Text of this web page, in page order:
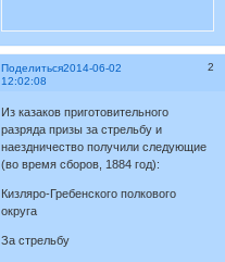
Поделиться 2
2014-06-02
12:02:08
Из казаков приготовительного
разряда призы за стрельбу и
наездничество получили следующие
(во время сборов, 1884 год):
Кизляро-Гребенского полкового
округа
За стрельбу